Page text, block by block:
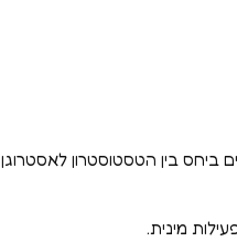
ביחס בין הטסטוסטרון לאסטרוגן
מינית.